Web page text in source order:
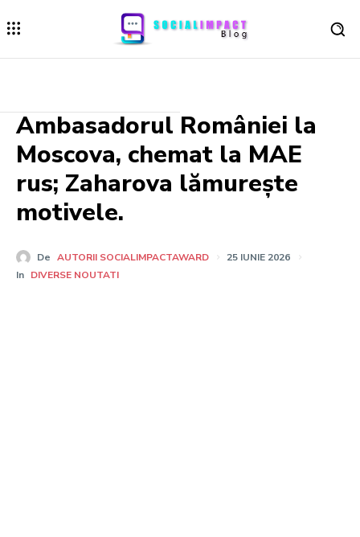
Ambasadorul României la
Moscova, chemat la MAE
rus; Zaharova lămurește
motivele.
De AUTORII SOCIALIMPACTAWARD
25 IUNIE 2026
In DIVERSE NOUTATI